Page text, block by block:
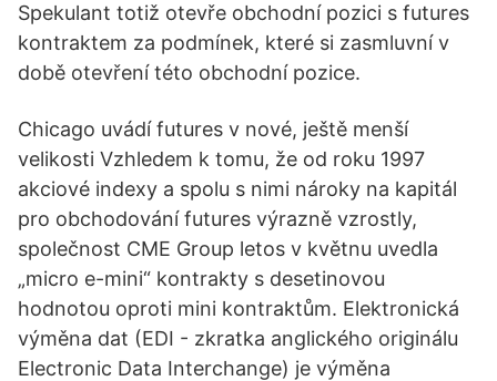
Spekulant totiž otevře obchodní pozici s futures
kontraktem za podmínek, které si zasmluvní v
době otevření této obchodní pozice.
Chicago uvádí futures v nové, ještě menší
velikosti Vzhledem k tomu, že od roku 1997
akciové indexy a spolu s nimi nároky na kapitál
pro obchodování futures výrazně vzrostly,
společnost CME Group letos v květnu uvedla
„micro e-mini“ kontrakty s desetinovou
hodnotou oproti mini kontraktům. Elektronická
výměna dat (EDI - zkratka anglického originálu
Electronic Data Interchange) je výměna